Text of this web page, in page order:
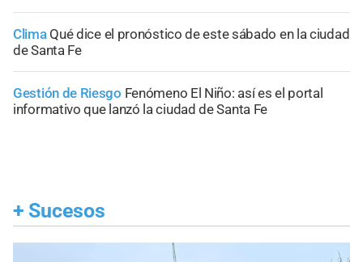
Clima Qué dice el pronóstico de este sábado en la ciudad
de Santa Fe
Gestión de Riesgo Fenómeno El Niño: así es el portal
informativo que lanzó la ciudad de Santa Fe
+ Sucesos